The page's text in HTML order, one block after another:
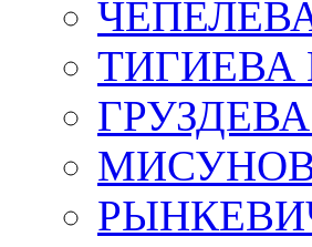
ЧЕПЕЛЕВА
ТИГИЕВА
ГРУЗДЕВА
МИСУНОВА
РЫНКЕВИЧ